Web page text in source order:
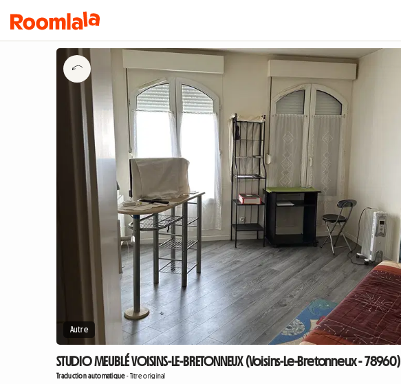
Autre
STUDIO MEUBLÉ VOISINS-LE-BRETONNEUX (Voisins-Le-Bretonneux - 78960)
Traduction automatique-Titre original